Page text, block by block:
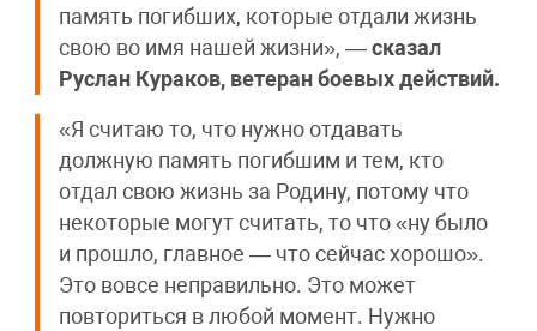
память погибших, которые отдали жизнь
свою во имя нашей жизни», —сказал
Руслан Кураков, ветеран боевых действий.
«Я считаю то, что нужно отдавать
должную память погибшим и тем, кто
отдал свою жизнь за Родину, потому что
некоторые могут считать, то что «ну было
и прошло, главное — что сейчас хорошо».
Это вовсе неправильно. Это может
повториться в любой момент. Нужно